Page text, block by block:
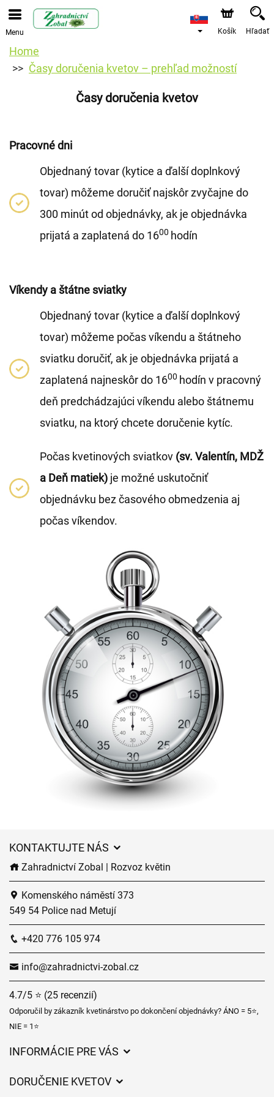
Menu Košík Hľadať
Home
Časy doručenia kvetov – prehľad možností
Časy doručenia kvetov
Pracovné dni
Objednaný tovar (kytice a ďalší doplnkový
tovar) môžeme doručiť najskôr zvyčajne do
300 minút od objednávky, ak je objednávka
prijatá a zaplatená do 1600 hodín
Víkendy a štátne sviatky
Objednaný tovar (kytice a ďalší doplnkový
tovar) môžeme počas víkendu a štátneho
sviatku doručiť, ak je objednávka prijatá a
zaplatená najneskôr do 1600 hodín v pracovný
deň predchádzajúci víkendu alebo štátnemu
sviatku, na ktorý chcete doručenie kytíc.
Počas kvetinových sviatkov (sv. Valentín, MDŽ
a Deň matiek) je možné uskutočniť
objednávku bez časového obmedzenia aj
počas víkendov.
KONTAKTUJTE NÁS
Zahradnictví Zobal | Rozvoz květin
Komenského náměstí 373
549 54 Police nad Metují
+420 776 105 974
info@zahradnictvi-zobal.cz
4.7/5 ⭐ (25 recenzií)
Odporučil by zákazník kvetinárstvo po dokončení objednávky? ÁNO = 5⭐,
NIE = 1⭐
INFORMÁCIE PRE VÁS
DORUČENIE KVETOV